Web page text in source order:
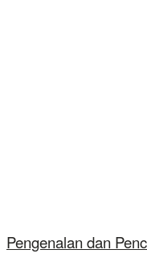
Pengenalan dan